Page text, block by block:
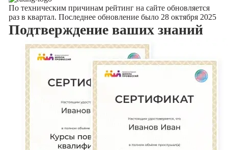
По техническим причинам рейтинг на сайте обновляется
раз в квартал. Последнее обновление было 28 октября 2025
Подтверждение ваших знаний